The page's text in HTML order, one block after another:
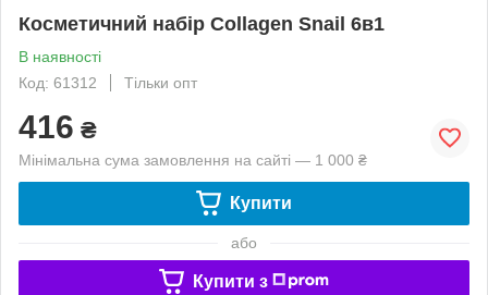
Косметичний набір Collagen Snail 6в1
В наявності
Код: 61312
Тільки опт
416 ₴
Мінімальна сума замовлення на сайті — 1 000 ₴
Купити
або
Купити з